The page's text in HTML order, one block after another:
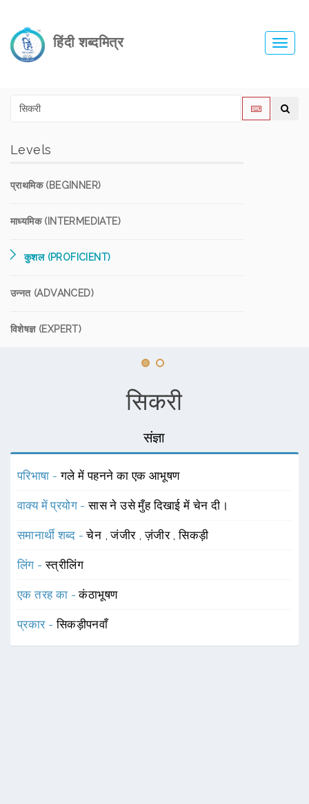
हिंदी शब्दमित्र
Levels
प्राथमिक (BEGINNER)
माध्यमिक (INTERMEDIATE)
कुशल (PROFICIENT)
उन्नत (ADVANCED)
विशेषज्ञ (EXPERT)
सिकरी
संज्ञा
परिभाषा -गले में पहनने का एक आभूषण
वाक्य में प्रयोग -सास ने उसे मुँह दिखाई में चेन दी।
समानार्थी शब्द -चेन ,जंजीर ,ज़ंजीर ,सिकड़ी
लिंग -स्त्रीलिंग
एक तरह का -कंठाभूषण
प्रकार -सिकड़ीपनवाँ